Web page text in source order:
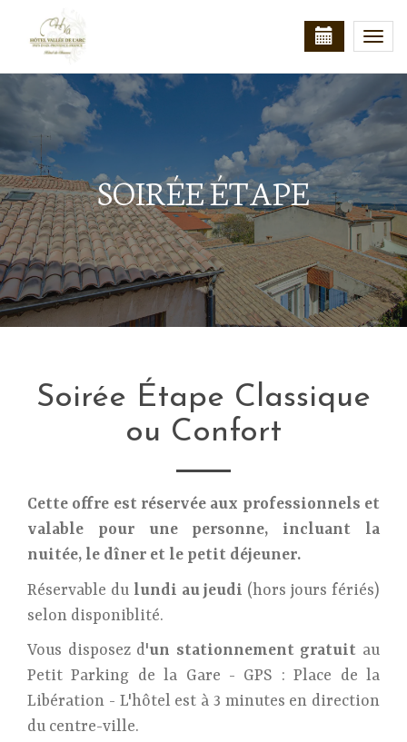
SOIRÉE ÉTAPE
Soirée Étape Classique
ou Confort
Cette offre est réservée aux professionnels et
valable pour une personne, incluant la
nuitée, le dîner et le petit déjeuner.
Réservable du lundi au jeudi (hors jours fériés)
selon disponiblité.
Vous disposez d'un stationnement gratuit au
Petit Parking de la Gare - GPS : Place de la
Libération - L'hôtel est à 3 minutes en direction
du centre-ville.